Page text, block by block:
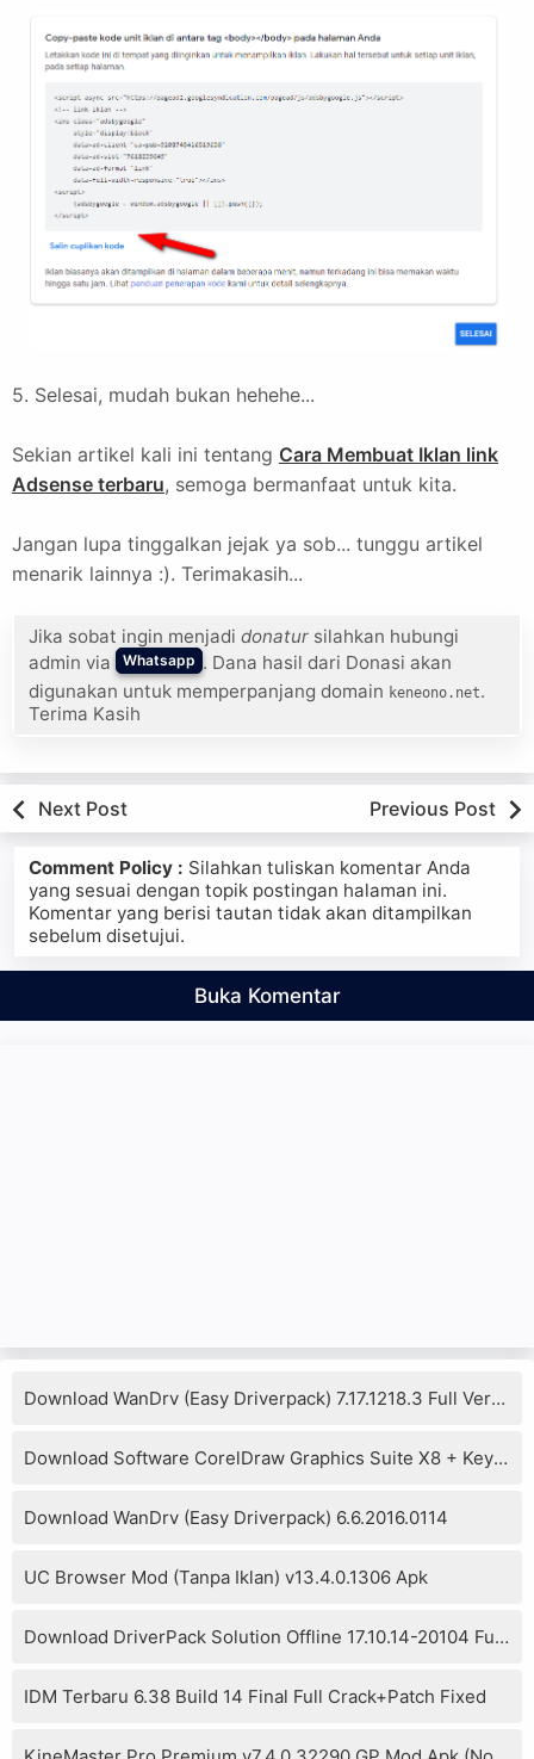
5. Selesai, mudah bukan hehehe...
Sekian artikel kali ini tentang Cara Membuat Iklan link
Adsense terbaru, semoga bermanfaat untuk kita.
Jangan lupa tinggalkan jejak ya sob... tunggu artikel
menarik lainnya :). Terimakasih...
Jika sobat ingin menjadi donatur silahkan hubungi
admin via
Whatsapp . Dana hasil dari Donasi akan
digunakan untuk memperpanjang domain keneono.net.
Terima Kasih
Next Post Previous Post
Comment Policy : Silahkan tuliskan komentar Anda
yang sesuai dengan topik postingan halaman ini.
Komentar yang berisi tautan tidak akan ditampilkan
sebelum disetujui.
Buka Komentar
Download WanDrv (Easy Driverpack) 7.17.1218.3 Full Version
Download Software CorelDraw Graphics Suite X8 + Keygen
Download WanDrv (Easy Driverpack) 6.6.2016.0114
UC Browser Mod (Tanpa Iklan) v13.4.0.1306 Apk
Download DriverPack Solution Offline 17.10.14-20104 Full Version
IDM Terbaru 6.38 Build 14 Final Full Crack+Patch Fixed